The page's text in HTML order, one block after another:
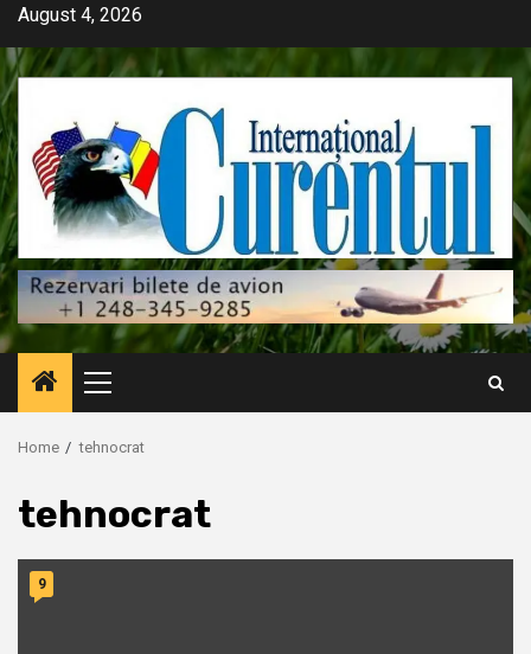
Skip
content
August 4, 2026
Primary
Menu
Home tehnocrat
tehnocrat
9